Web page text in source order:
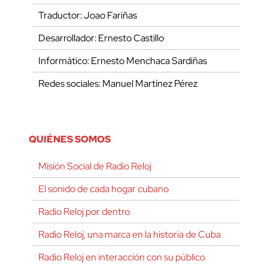
Traductor: Joao Fariñas
Desarrollador: Ernesto Castillo
Informático: Ernesto Menchaca Sardiñas
Redes sociales: Manuel Martínez Pérez
QUIÉNES SOMOS
Misión Social de Radio Reloj
El sonido de cada hogar cubano
Radio Reloj por dentro
Radio Reloj, una marca en la historia de Cuba
Radio Reloj en interacción con su público